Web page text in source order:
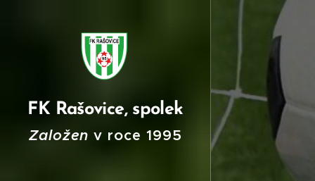
FK Rašovice, spolek
Založen v roce 1995